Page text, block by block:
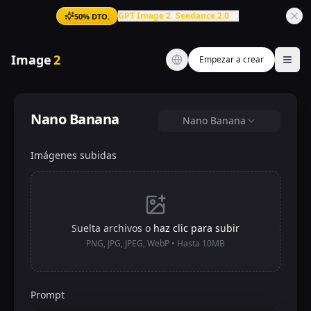
50% DTO. GPT Image 2+ Seedance 2.0
Image2 Empezar a crear
Nano Banana Nano Banana
Imágenes subidas
Suelta archivos o haz clic para subir
PNG, JPG, JPEG, WebP • Hasta 10MB
Prompt